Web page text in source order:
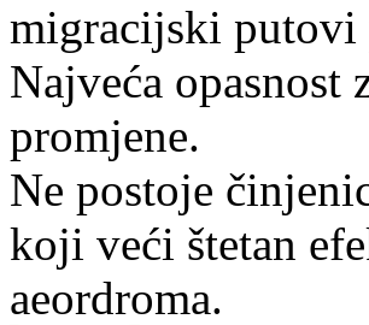
migracijski putovi
Najveća
promjene.
Ne postoje
koji veći štetan
aeordroma.